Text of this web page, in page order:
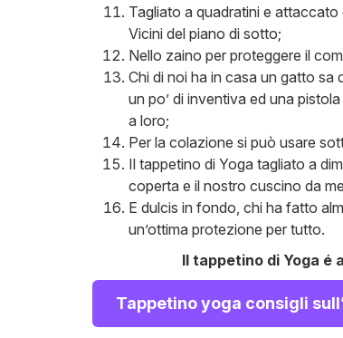
Tagliato a quadratini e
Vicini del piano di sotto;
Nello zaino per proteggere il
Chi di noi ha in casa un gatto sa
un po’ di inventiva ed una
a loro;
Per la colazione si può usare
Il tappetino di Yoga tagliato a
coperta e il nostro cuscino da
E dulcis in fondo, chi ha fatto
un’ottima protezione per tutto.
Il tappetino di Yoga é
Tappetino yoga consigli